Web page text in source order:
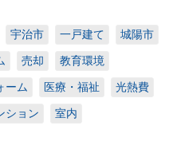
宇治市 一戸建て 城陽市
売却 教育環境
ーム 医療・福祉 光熱費
ション 室内